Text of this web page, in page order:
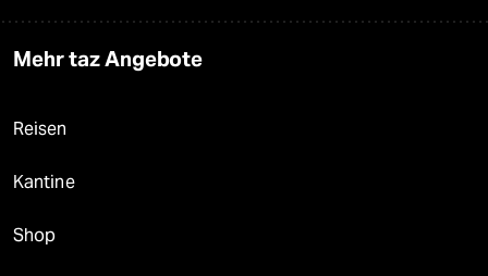
Mehr taz Angebote
Reisen
Kantine
Shop